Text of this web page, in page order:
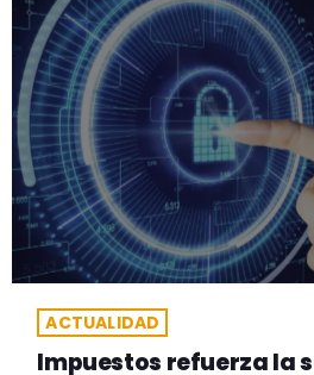
ACTUALIDAD
Impuestos refuerza la